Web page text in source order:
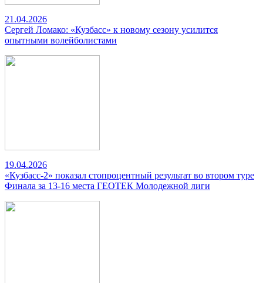
21.04.2026
Сергей Ломако: «Кузбасс» к новому сезону усилится
опытными волейболистами
19.04.2026
«Кузбасс-2» показал стопроцентный результат во втором туре
Финала за 13-16 места ГЕОТЕК Молодежной лиги